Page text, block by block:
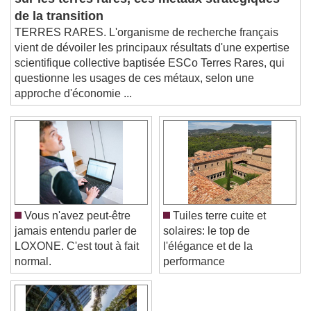
This is a modal window.
Beginning of dialog window. Escape will cancel
and close the window.
Text
Color Opacity
Text Background
Color
Caption Area Background
Color Opacity
Font Size
Text Edge Style
de la transition
TERRES RARES. L'organisme de recherche français
vient de dévoiler les principaux résultats d'une expertise
scientifique collective baptisée ESCo Terres Rares, qui
questionne les usages de ces métaux, selon une
approche d'économie ...
Vous n'avez peut-être
jamais entendu parler de
LOXONE. C'est tout à fait
normal.
Tuiles terre cuite et
solaires: le top de
l'élégance et de la
performance